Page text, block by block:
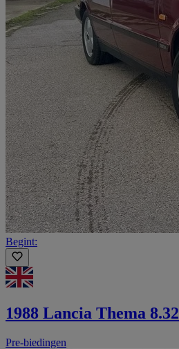
Begint:
1988 Lancia Thema 8.32
Pre-biedingen